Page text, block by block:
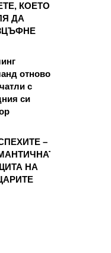
КОЕТО
ДА
отново
с
си
–
НА